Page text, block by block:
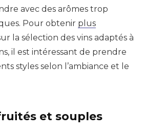
avec des arômes trop
Pour obtenir plus
la sélection des vins adaptés à
il est intéressant de prendre
styles selon l’ambiance et le
et souples